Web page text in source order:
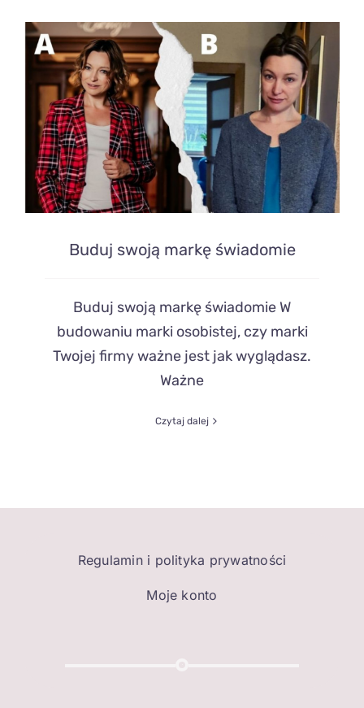
Buduj swoją markę świadomie
Buduj swoją markę świadomie W
budowaniu marki osobistej, czy marki
Twojej firmy ważne jest jak wyglądasz.
Ważne
Czytaj dalej
Regulamin i polityka prywatności
Moje konto